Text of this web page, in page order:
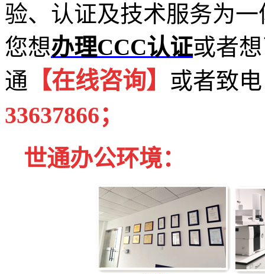
验、认证及技术服务为
您想办理CCC认证或者
通 【在线咨询】 或者致
33637866；
世通办公环境：